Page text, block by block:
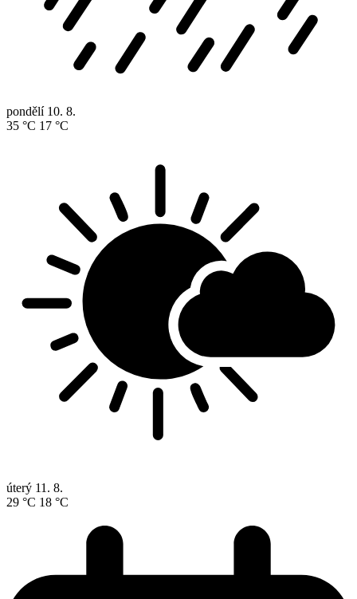
pondělí 10. 8.
35 °C 17 °C
úterý 11. 8.
29 °C 18 °C